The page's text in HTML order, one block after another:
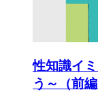
性知識イ
う～（前